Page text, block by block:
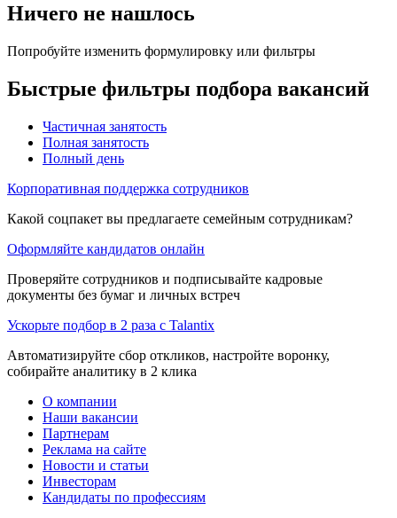
Ничего не нашлось
Попробуйте изменить формулировку или фильтры
Быстрые фильтры подбора вакансий
Частичная занятость
Полная занятость
Полный день
Корпоративная поддержка сотрудников
Какой соцпакет вы предлагаете семейным сотрудникам?
Оформляйте кандидатов онлайн
Проверяйте сотрудников и подписывайте кадровые
документы без бумаг и личных встреч
Ускорьте подбор в 2 раза с Talantix
Автоматизируйте сбор откликов, настройте воронку,
собирайте аналитику в 2 клика
О компании
Наши вакансии
Партнерам
Реклама на сайте
Новости и статьи
Инвесторам
Кандидаты по профессиям